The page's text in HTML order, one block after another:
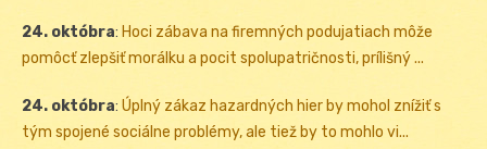
24. októbra: Hoci zábava na firemných podujatiach môže
pomôcť zlepšiť morálku a pocit spolupatričnosti, prílišný ...
24. októbra: Úplný zákaz hazardných hier by mohol znížiť s
tým spojené sociálne problémy, ale tiež by to mohlo vi...